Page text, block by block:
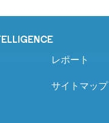
レポート
サイトマップ